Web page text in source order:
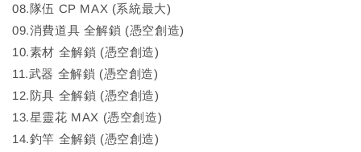
08.隊伍 CP MAX (系統最大)
09.消費道具 全解鎖 (憑空創造)
10.素材 全解鎖 (憑空創造)
11.武器 全解鎖 (憑空創造)
12.防具 全解鎖 (憑空創造)
13.星靈花 MAX (憑空創造)
14.釣竿 全解鎖 (憑空創造)